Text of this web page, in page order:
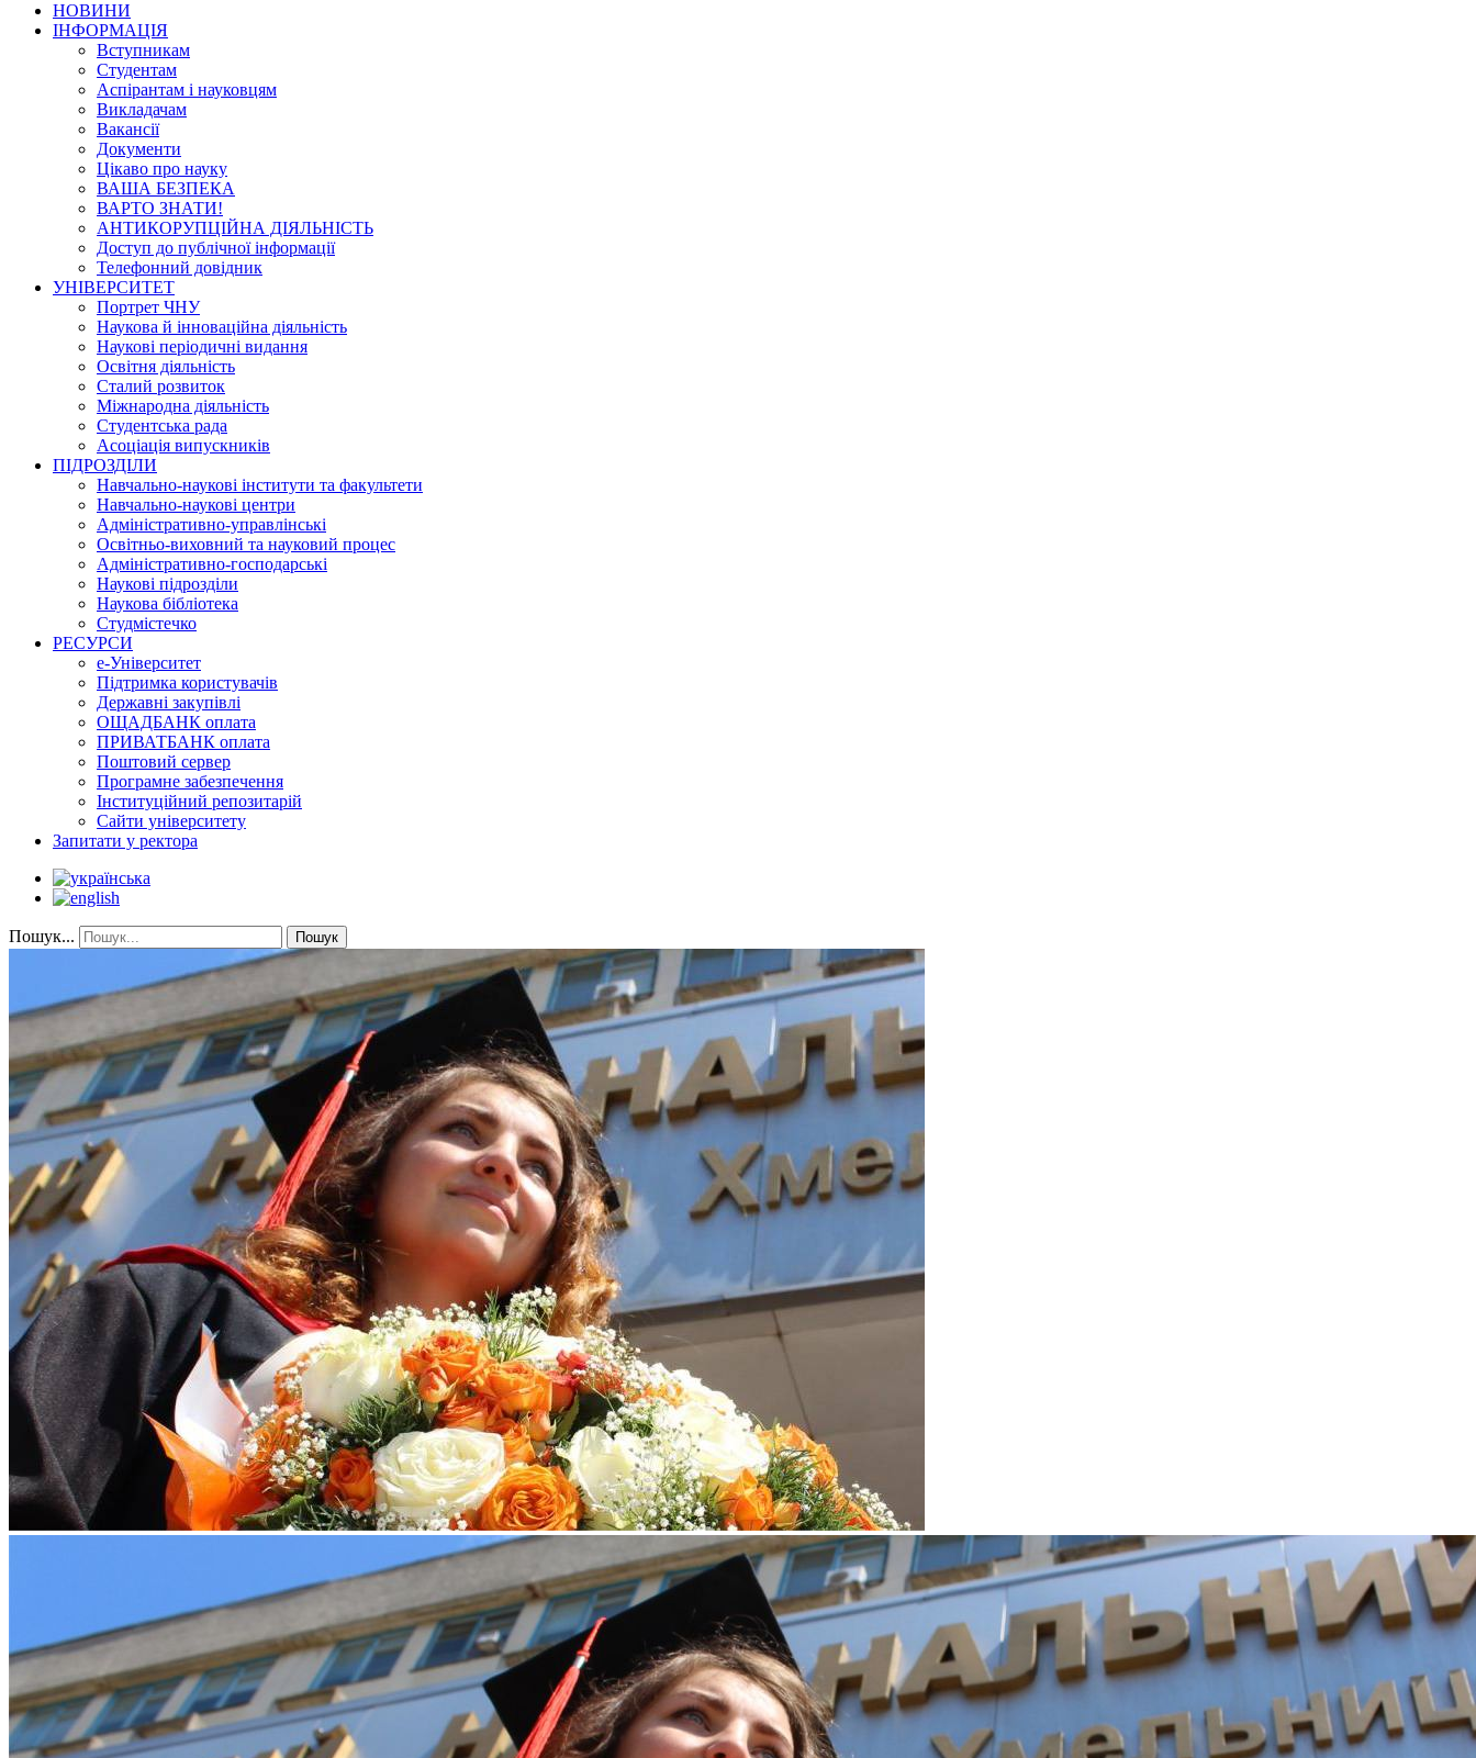
НОВИНИ
ІНФОРМАЦІЯ
Вступникам
Студентам
Аспірантам і науковцям
Викладачам
Вакансії
Документи
Цікаво про науку
ВАША БЕЗПЕКА
ВАРТО ЗНАТИ!
АНТИКОРУПЦІЙНА ДІЯЛЬНІСТЬ
Доступ до публічної інформації
Телефонний довідник
УНІВЕРСИТЕТ
Портрет ЧНУ
Наукова й інноваційна діяльність
Наукові періодичні видання
Освітня діяльність
Сталий розвиток
Міжнародна діяльність
Студентська рада
Асоціація випускників
ПІДРОЗДІЛИ
Навчально-наукові інститути та факультети
Навчально-наукові центри
Адміністративно-управлінські
Освітньо-виховний та науковий процес
Адміністративно-господарські
Наукові підрозділи
Наукова бібліотека
Студмістечко
РЕСУРСИ
е-Університет
Підтримка користувачів
Державні закупівлі
ОЩАДБАНК оплата
ПРИВАТБАНК оплата
Поштовий сервер
Програмне забезпечення
Інституційний репозитарій
Сайти університету
Запитати у ректора
Пошук... Пошук